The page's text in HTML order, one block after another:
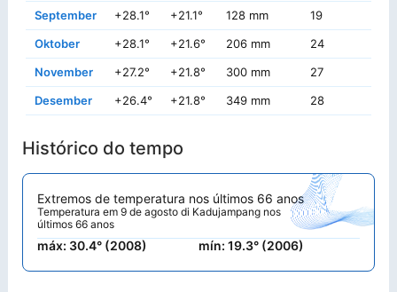
September
+28.1° +21.1° 128 mm 19
Oktober
+28.1° +21.6° 206 mm 24
November
+27.2° +21.8° 300 mm 27
Desember
+26.4° +21.8° 349 mm 28
Histórico do tempo
Extremos de temperatura nos últimos 66 anos
Temperatura em 9 de agosto di Kadujampang nos
últimos 66 anos
máx: 30.4° (2008) mín: 19.3° (2006)